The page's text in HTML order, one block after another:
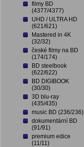
filmy BD
(4377/4377)
UHD / ULTRA HD
(621/621)
Mastered in 4K
(32/32)
české filmy na BD
(174/174)
BD steelbook
(622/622)
BD DIGIBOOK
(30/30)
3D blu-ray
(435/435)
music BD (236/236)
dokumentární BD
(91/91)
premium edice
(11/11)